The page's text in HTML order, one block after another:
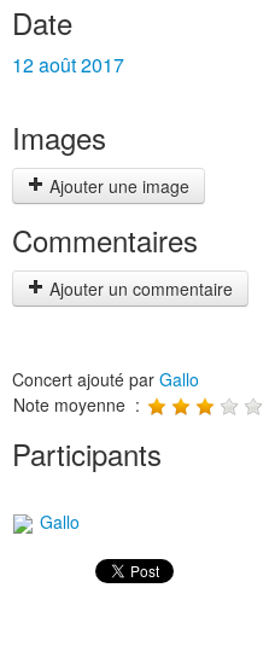
Date
12 août 2017
Images
Ajouter une image
Commentaires
Ajouter un commentaire
Concert ajouté par Gallo
Note moyenne :
Participants
Gallo